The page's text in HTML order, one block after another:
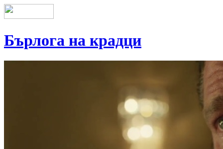
Бърлога на крадци